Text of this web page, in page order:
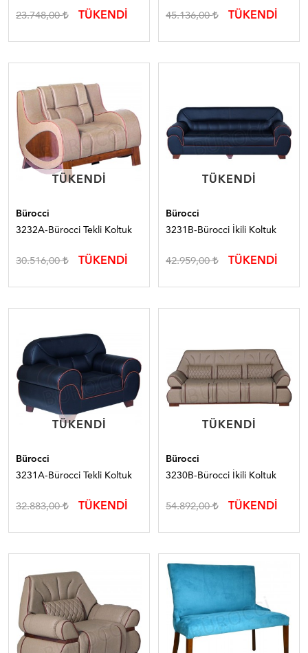
23.748,00 TÜKENDİ 45.136,00 TÜKENDİ
TÜKENDI
TÜKENDI
Bürocci
3232A-Bürocci Tekli Koltuk
30.516,00 TÜKENDİ
TÜKENDI
TÜKENDI
Bürocci
3231B-Bürocci İkili Koltuk
42.959,00 TÜKENDİ
TÜKENDI
TÜKENDI
Bürocci
3231A-Bürocci Tekli Koltuk
32.883,00 TÜKENDİ
TÜKENDI
TÜKENDI
Bürocci
3230B-Bürocci İkili Koltuk
54.892,00 TÜKENDİ